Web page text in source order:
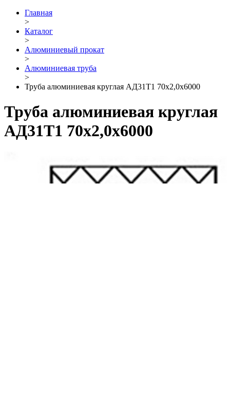
Главная
>
Каталог
>
Алюминиевый прокат
>
Алюминиевая труба
>
Труба алюминиевая круглая АД31Т1 70х2,0х6000
Труба алюминиевая круглая
АД31Т1 70х2,0х6000